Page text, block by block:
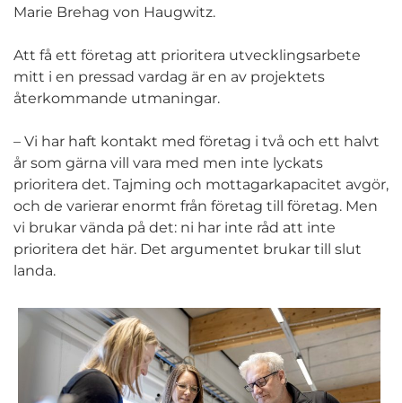
Marie Brehag von Haugwitz.
Att få ett företag att prioritera utvecklingsarbete
mitt i en pressad vardag är en av projektets
återkommande utmaningar.
– Vi har haft kontakt med företag i två och ett halvt
år som gärna vill vara med men inte lyckats
prioritera det. Tajming och mottagarkapacitet avgör,
och de varierar enormt från företag till företag. Men
vi brukar vända på det: ni har inte råd att inte
prioritera det här. Det argumentet brukar till slut
landa.